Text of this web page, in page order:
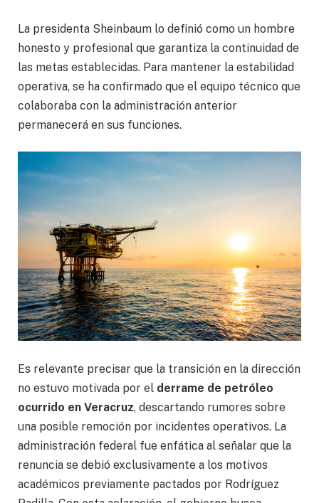
La presidenta Sheinbaum lo definió como un hombre
honesto y profesional que garantiza la continuidad de
las metas establecidas. Para mantener la estabilidad
operativa, se ha confirmado que el equipo técnico que
colaboraba con la administración anterior
permanecerá en sus funciones.
Es relevante precisar que la transición en la dirección
no estuvo motivada por el derrame de petróleo
ocurrido en Veracruz, descartando rumores sobre
una posible remoción por incidentes operativos. La
administración federal fue enfática al señalar que la
renuncia se debió exclusivamente a los motivos
académicos previamente pactados por Rodríguez